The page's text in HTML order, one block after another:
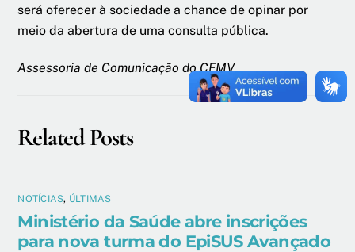
será oferecer à sociedade a chance de opinar por
meio da abertura de uma consulta pública.
Assessoria de Comunicação do CFMV
Related Posts
NOTÍCIAS, ÚLTIMAS
Ministério da Saúde abre inscrições
para nova turma do EpiSUS Avançado